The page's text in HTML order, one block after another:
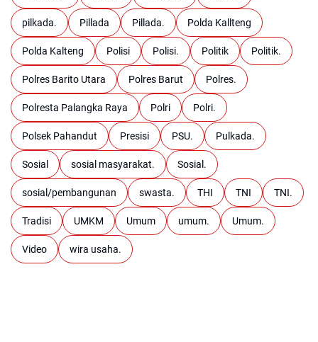
pilkada. Pillada Pillada. Polda Kallteng
Polda Kalteng Polisi Polisi. Politik Politik.
Polres Barito Utara Polres Barut Polres.
Polresta Palangka Raya Polri Polri.
Polsek Pahandut Presisi PSU. Pulkada.
Sosial sosial masyarakat. Sosial.
sosial/pembangunan swasta. THI TNI TNI.
Tradisi UMKM Umum umum. Umum.
Video wira usaha.